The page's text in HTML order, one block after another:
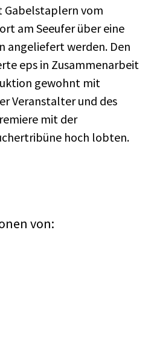
Gabelstaplern vom
am Seeufer über eine
angeliefert werden. Den
eps in Zusammenarbeit
gewohnt mit
Veranstalter und des
mit der
hoch lobten.
von: